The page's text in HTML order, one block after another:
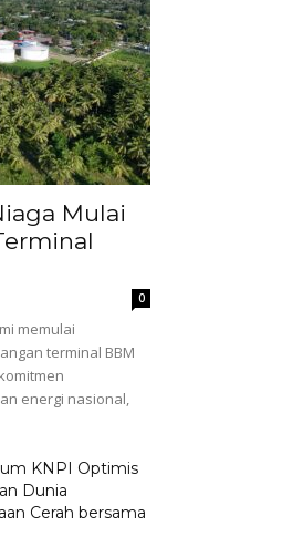
Mulai
0
memulai
terminal BBM
energi nasional,
KNPI Optimis
Dunia
Cerah bersama